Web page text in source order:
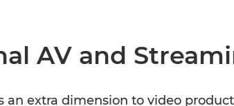
AV and
an extra dimension to video